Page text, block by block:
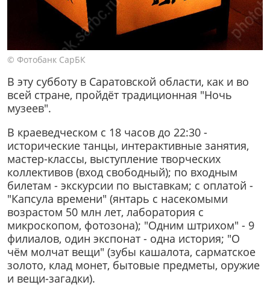
© Фотобанк СарБК
В эту субботу в Саратовской области, как и во
всей стране, пройдёт традиционная "Ночь
музеев".
В краеведческом с 18 часов до 22:30 -
исторические танцы, интерактивные занятия,
мастер-классы, выступление творческих
коллективов (вход свободный); по входным
билетам - экскурсии по выставкам; с оплатой -
"Капсула времени" (янтарь с насекомыми
возрастом 50 млн лет, лаборатория с
микроскопом, фотозона); "Одним штрихом" - 9
филиалов, один экспонат - одна история; "О
чём молчат вещи" (зубы кашалота, сарматское
золото, клад монет, бытовые предметы, оружие
и вещи-загадки).